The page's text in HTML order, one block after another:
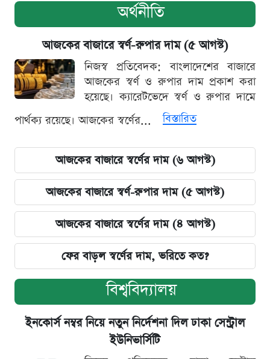
অর্থনীতি
আজকের বাজারে স্বর্ণ-রুপার দাম (৫ আগস্ট)
নিজস্ব প্রতিবেদক: বাংলাদেশের বাজারে
আজকের স্বর্ণ ও রুপার দাম প্রকাশ করা
হয়েছে। ক্যারেটভেদে স্বর্ণ ও রুপার দামে
পার্থক্য রয়েছে। আজকের স্বর্ণের...
বিস্তারিত
আজকের বাজারে স্বর্ণের দাম (৬ আগস্ট)
আজকের বাজারে স্বর্ণ-রুপার দাম (৫ আগস্ট)
আজকের বাজারে স্বর্ণের দাম (৪ আগস্ট)
ফের বাড়ল স্বর্ণের দাম, ভরিতে কত?
বিশ্ববিদ্যালয়
ইনকোর্স নম্বর নিয়ে নতুন নির্দেশনা দিল ঢাকা সেন্ট্রাল
ইউনিভার্সিটি